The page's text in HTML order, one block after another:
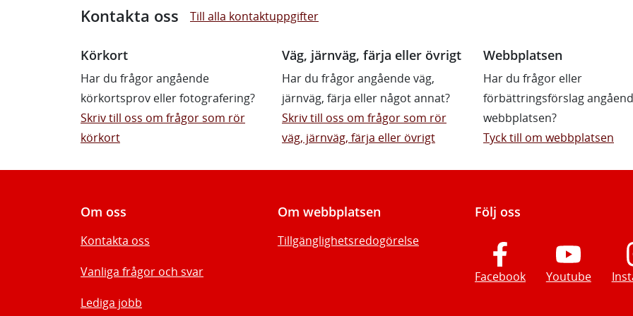
Kontakta oss Till alla kontaktuppgifter
Körkort
Har du frågor angående
körkortsprov eller fotografering?
Skriv till oss om frågor som rör
körkort
Väg, järnväg, färja eller övrigt
Har du frågor angående väg,
järnväg, färja eller något annat?
Skriv till oss om frågor som rör
väg, järnväg, färja eller övrigt
Webbplatsen
Har du frågor eller
förbättringsförslag
webbplatsen?
Tyck till om webbplatsen
Om oss
Kontakta oss
Vanliga frågor och svar
Lediga jobb
Om webbplatsen
Tillgänglighetsredogörelse
Följ oss
Facebook Youtube